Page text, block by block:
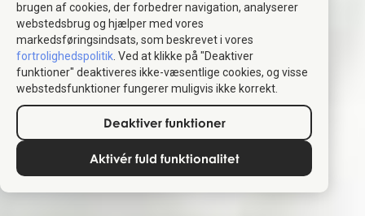
brugen af cookies, der forbedrer navigation, analyserer
webstedsbrug og hjælper med vores
markedsføringsindsats, som beskrevet i vores
fortrolighedspolitik . Ved at klikke på "Deaktiver
funktioner" deaktiveres ikke-væsentlige cookies, og visse
webstedsfunktioner fungerer muligvis ikke korrekt.
Deaktiver funktioner
Aktivér fuld funktionalitet